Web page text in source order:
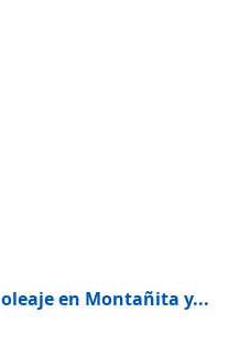
en Montañita y...